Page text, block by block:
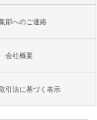
部へのご連絡
会社概要
引法に基づく表示